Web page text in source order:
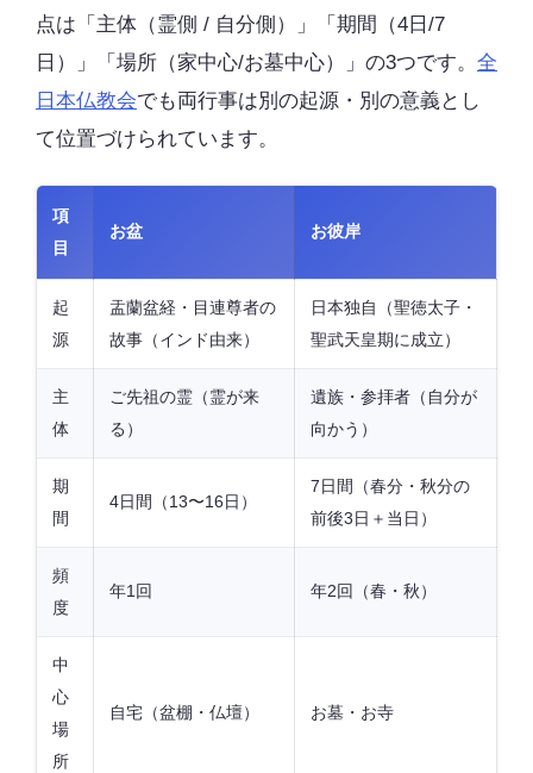
点は「主体（霊側 / 自分側）」「期間（4日/7
日）」「場所（家中心/お墓中心）」の3つです。 全
日本仏教会でも両行事は別の起源・別の意義とし
て位置づけられています。
項
目
お盆 お彼岸
起
源
盂蘭盆経・目連尊者の
故事（インド由来）
日本独自（聖徳太子・
聖武天皇期に成立）
主
体
ご先祖の霊（霊が来
る）
遺族・参拝者（自分が
向かう）
期
間
4日間（13〜16日）
7日間（春分・秋分の
前後3日＋当日）
頻
度
年1回 年2回（春・秋）
中
心
場
所
自宅（盆棚・仏壇） お墓・お寺